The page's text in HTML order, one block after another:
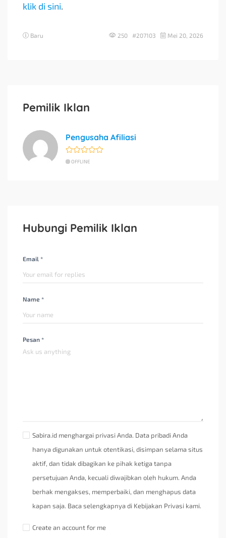
klik di sini.
Baru 250 #207103 Mei 20, 2026
Pemilik Iklan
Pengusaha Afiliasi
OFFLINE
Hubungi Pemilik Iklan
Email *
Name *
Pesan *
Sabira.id menghargai privasi Anda. Data pribadi Anda
hanya digunakan untuk otentikasi, disimpan selama situs
aktif, dan tidak dibagikan ke pihak ketiga tanpa
persetujuan Anda, kecuali diwajibkan oleh hukum. Anda
berhak mengakses, memperbaiki, dan menghapus data
kapan saja. Baca selengkapnya di Kebijakan Privasi kami.
Create an account for me